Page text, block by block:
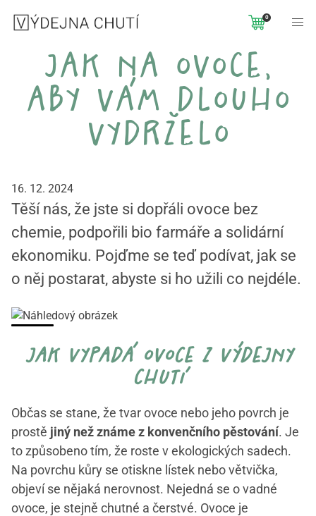
0
jak na ovoce,
aby vám dlouho
vydrželo
16. 12. 2024
Těší nás, že jste si dopřáli ovoce bez
chemie, podpořili bio farmáře a solidární
ekonomiku. Pojďme se teď podívat, jak se
o něj postarat, abyste si ho užili co nejdéle.
jak vypadá ovoce z výdejny
chutí
Občas se stane, že tvar ovoce nebo jeho povrch je
prostě jiný než známe z konvenčního pěstování. Je
to způsobeno tím, že roste v ekologických sadech.
Na povrchu kůry se otiskne lístek nebo větvička,
objeví se nějaká nerovnost. Nejedná se o vadné
ovoce, je stejně chutné a čerstvé. Ovoce je